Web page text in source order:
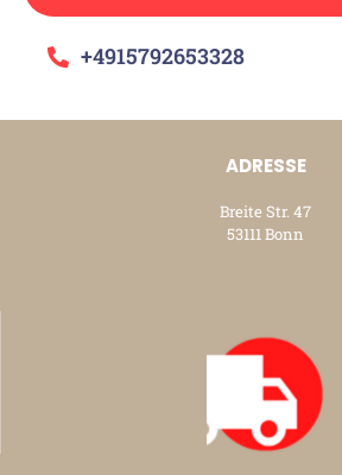
+4915792653328
ADRESSE
Breite Str. 47
53111 Bonn